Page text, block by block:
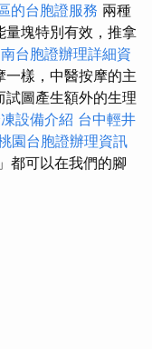
的台胞證服務 兩種
量塊特別有效，推拿
台胞證辦理詳細資
樣，中醫按摩的主
圖產生額外的生理
設備介紹 台中輕井
園台胞證辦理資訊
都可以在我們的腳